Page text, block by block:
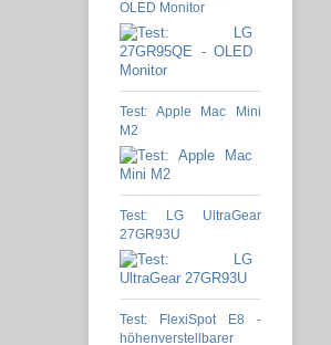
OLED Monitor
Test: Apple Mac Mini
M2
Test: LG UltraGear
27GR93U
Test: FlexiSpot E8 -
höhenverstellbarer